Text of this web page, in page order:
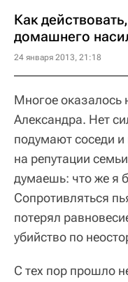
Как
домашнего
24 января 2013, 21:18
Многое
Александра. Нет
подумают соседи и
на репутации
думаешь: что же я
Сопротивляться
потерял
убийство по
С тех пор прошло